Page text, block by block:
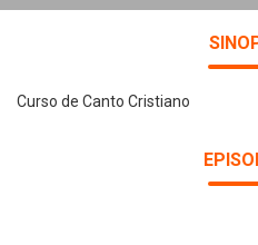
Curso de Canto Cristiano